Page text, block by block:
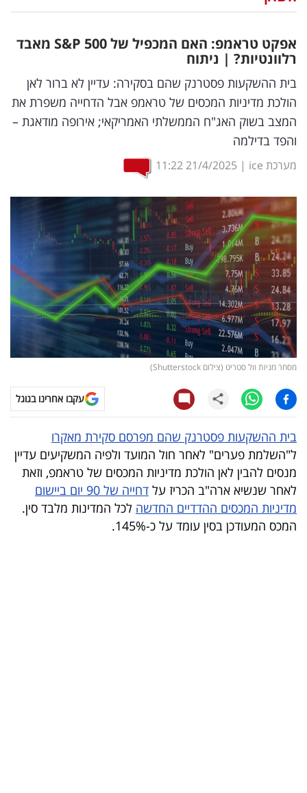
דיגיטל
וטק
שיווק
ופרסום
משפט
מדדים
ומחקרים
דעות
רכילות
עסקית
קריפטו
ויראלי
טלוויזיה
עסקי
ספורט
קריירה
ולימודים
אפקט טראמפ: האם המכפיל של S&P 500 מאבד
רלוונטיות? | ניתוח
בית ההשקעות פסטרנק שהם בסקירה: עדיין לא ברור לאן
הולכת מדיניות המכסים של טראמפ אבל הדחייה משפרת את
המצב בשוק האג"ח הממשלתי האמריקאי; אירופה מודאגת –
והפד בדילמה
מערכת ice |
21/4/2025
11:22
מסחר מניות וול סטריט (צילום Shutterstock)
עקבו אחרינו בגוגל
בית ההשקעות פסטרנק שהם מפרסם סקירת מאקרו
ל"השלמת פערים" לאחר חול המועד ולפיה המשקיעים עדיין
מנסים להבין לאן הולכת מדיניות המכסים של טראמפ, וזאת
לאחר שנשיא ארה"ב הכריז על
דחייה של 90 יום ביישום
מדיניות המכסים ההדדיים החדשה לכל המדינות מלבד סין.
המכס המעודכן בסין עומד על כ-145%.